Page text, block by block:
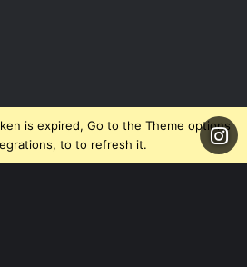
is expired, Go to the Theme options
to to refresh it.